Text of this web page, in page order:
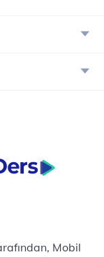
Mobil